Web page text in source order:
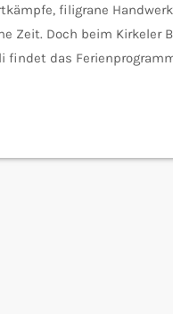
filigrane
Zeit. Doch beim Kirkeler
findet das
Erwachsene –